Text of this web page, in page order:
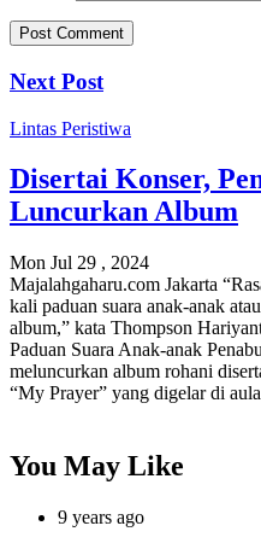
Next Post
Lintas Peristiwa
Disertai Konser,
Luncurkan Album
Mon Jul 29 , 2024
Majalahgaharu.com Jakarta
kali paduan suara anak-anak
album,” kata Thompson
Paduan Suara Anak-anak
meluncurkan album rohani
“My Prayer” yang digelar di
You May Like
9 years ago